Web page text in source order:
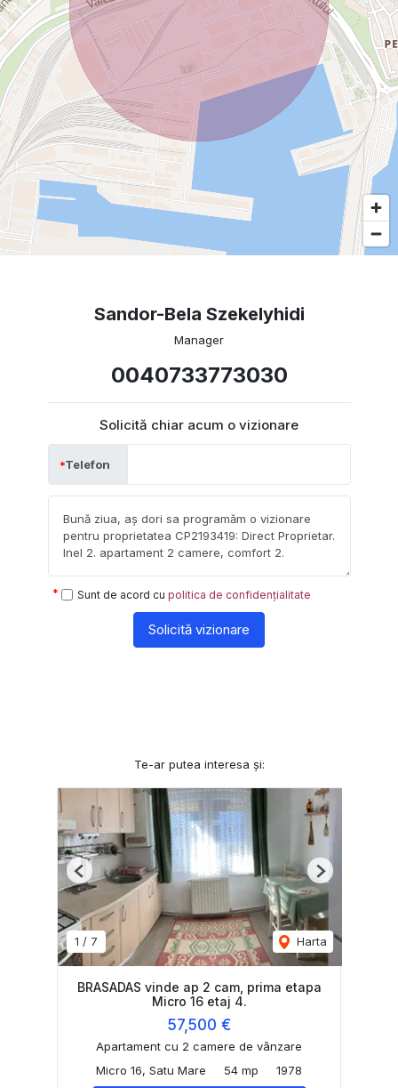
Sandor-Bela Szekelyhidi
Manager
0040733773030
Solicită chiar acum o vizionare
Telefon
Sunt de acord cu politica de confidențialitate
Solicită vizionare
Te-ar putea interesa și:
1 / 7 Harta
Previous Next
BRASADAS vinde ap 2 cam, prima etapa
Micro 16 etaj 4.
57,500 €
Apartament cu 2 camere de vânzare
Micro 16, Satu Mare
54 mp 1978